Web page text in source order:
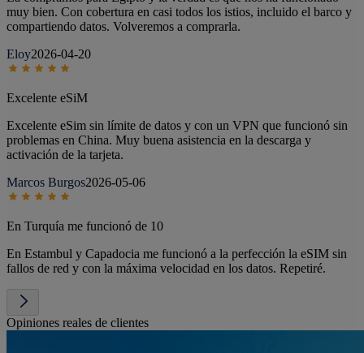
muy bien. Con cobertura en casi todos los istios, incluido el barco y
compartiendo datos. Volveremos a comprarla.
Eloy2026-04-20
Excelente eSiM
Excelente eSim sin límite de datos y con un VPN que funcionó sin
problemas en China. Muy buena asistencia en la descarga y
activación de la tarjeta.
Marcos Burgos2026-05-06
En Turquía me funcionó de 10
En Estambul y Capadocia me funcionó a la perfección la eSIM sin
fallos de red y con la máxima velocidad en los datos. Repetiré.
Opiniones reales de clientes